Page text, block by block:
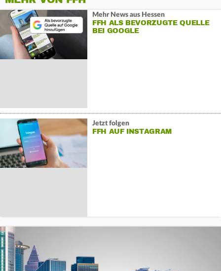
Mehr News aus Hessen
FFH ALS BEVORZUGTE QUELLE
BEI GOOGLE
Jetzt folgen
FFH AUF INSTAGRAM